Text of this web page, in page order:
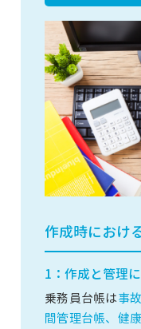
作成時におけ
1：作成と管理
乗務員台帳は事
間管理台帳、健